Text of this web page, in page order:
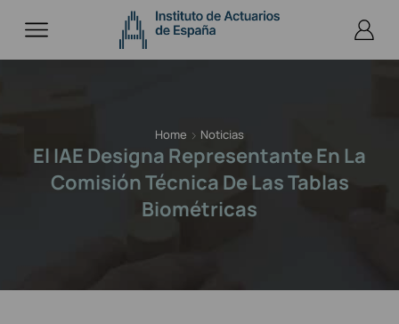
Home Noticias
El IAE Designa Representante En La
Comisión Técnica De Las Tablas
Biométricas